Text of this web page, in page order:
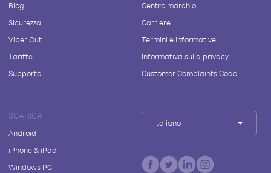
Blog
Sicurezza
Viber Out
Tariffe
Supporto
Centro marchio
Carriere
Termini e informative
Informativa sulla privacy
Customer Complaints Code
SCARICA
Android
iPhone & iPad
Windows PC
Italiano